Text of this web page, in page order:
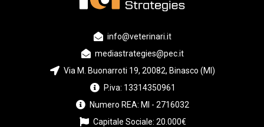
info@veterinari.it
mediastrategies@pec.it
Via M. Buonarroti 19, 20082, Binasco (MI)
P.iva: 13314350961
Numero REA: MI - 2716032
Capitale Sociale: 20.000€